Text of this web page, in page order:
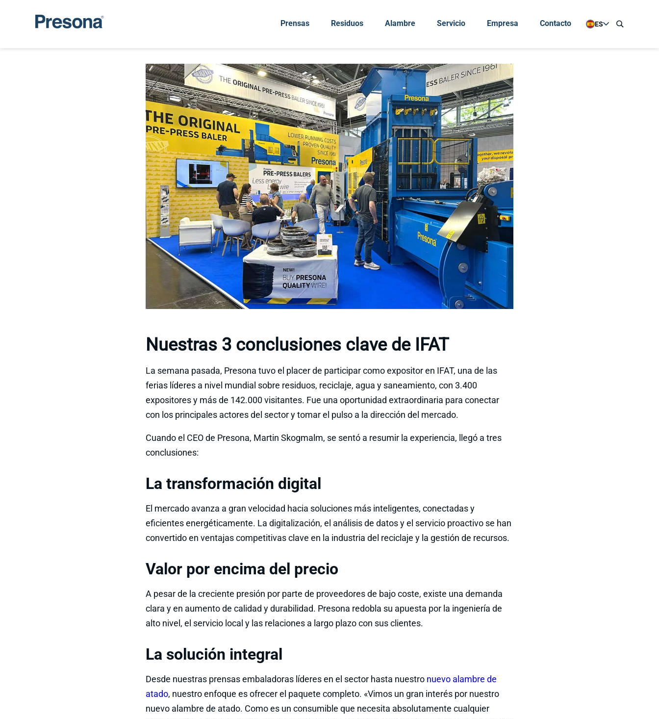
Prensas Residuos Alambre Servicio Empresa Contacto ES
Nuestras 3 conclusiones clave de IFAT
La semana pasada, Presona tuvo el placer de participar como expositor en IFAT, una de las
ferias líderes a nivel mundial sobre residuos, reciclaje, agua y saneamiento, con 3.400
expositores y más de 142.000 visitantes. Fue una oportunidad extraordinaria para conectar
con los principales actores del sector y tomar el pulso a la dirección del mercado.
Cuando el CEO de Presona, Martin Skogmalm, se sentó a resumir la experiencia, llegó a tres
conclusiones:
La transformación digital
El mercado avanza a gran velocidad hacia soluciones más inteligentes, conectadas y
eficientes energéticamente. La digitalización, el análisis de datos y el servicio proactivo se han
convertido en ventajas competitivas clave en la industria del reciclaje y la gestión de recursos.
Valor por encima del precio
A pesar de la creciente presión por parte de proveedores de bajo coste, existe una demanda
clara y en aumento de calidad y durabilidad. Presona redobla su apuesta por la ingeniería de
alto nivel, el servicio local y las relaciones a largo plazo con sus clientes.
La solución integral
Desde nuestras prensas embaladoras líderes en el sector hasta nuestro nuevo alambre de
atado, nuestro enfoque es ofrecer el paquete completo. «Vimos un gran interés por nuestro
nuevo alambre de atado. Como es un consumible que necesita absolutamente cualquier